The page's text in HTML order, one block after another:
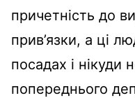
причетність до
прив’язки, а ці
посадах і нікуди
попереднього